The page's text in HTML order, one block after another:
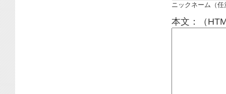
ニックネーム（任
本文：（